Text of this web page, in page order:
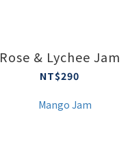
Rose & Lychee Jam
NT$290